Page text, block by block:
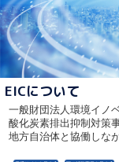
環境風
環境問題の最新の話
す。
第7回 GOSAT-GWに